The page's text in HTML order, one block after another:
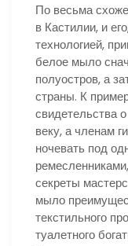
По весьма
в Кастилии, и
технологией,
белое мыло
полуостров, а
страны. К
свидетельства
веку, а членам
ночевать под
секреты
мыло
текстильного
туалетного